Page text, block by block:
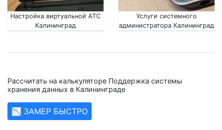
Настройка виртуальной АТС
Калининград
Услуги системного
администратора Калининград
Рассчитать на калькуляторе Поддержка системы
хранения данных в Калининграде
📉 ЗАМЕР БЫСТРО